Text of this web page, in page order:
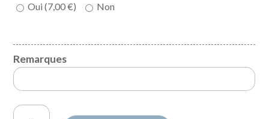
Oui (7,00€) Non
Remarques
quantité